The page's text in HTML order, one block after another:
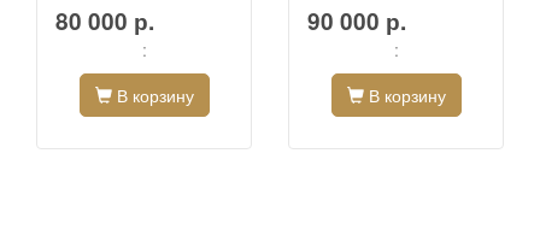
80 000 р.
:
В корзину
90 000 р.
:
В корзину